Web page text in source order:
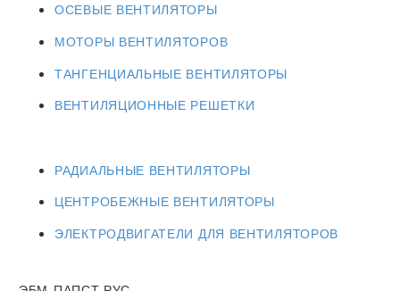
ОСЕВЫЕ ВЕНТИЛЯТОРЫ
МОТОРЫ ВЕНТИЛЯТОРОВ
ТАНГЕНЦИАЛЬНЫЕ ВЕНТИЛЯТОРЫ
ВЕНТИЛЯЦИОННЫЕ РЕШЕТКИ
РАДИАЛЬНЫЕ ВЕНТИЛЯТОРЫ
ЦЕНТРОБЕЖНЫЕ ВЕНТИЛЯТОРЫ
ЭЛЕКТРОДВИГАТЕЛИ ДЛЯ ВЕНТИЛЯТОРОВ